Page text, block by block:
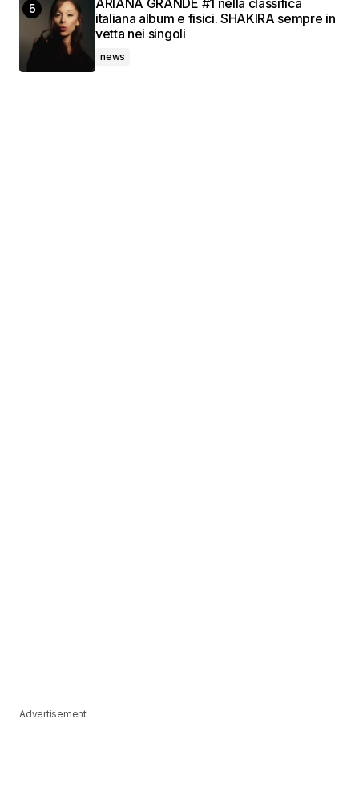
ARIANA GRANDE #1 nella classifica
italiana album e fisici. SHAKIRA sempre in
vetta nei singoli
news
Advertisement